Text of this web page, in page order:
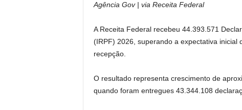
p
p
o
o
k
n
k
Agência Gov | via Receita Federal
A Receita Federal recebeu 44.393.571
(IRPF) 2026, superando a expectativa
recepção.
O resultado representa crescimento de
quando foram entregues 43.344.108